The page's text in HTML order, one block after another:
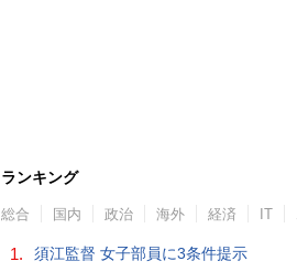
ランキング
総合 国内 政治 海外 経済 IT
1. 須江監督 女子部員に3条件提示